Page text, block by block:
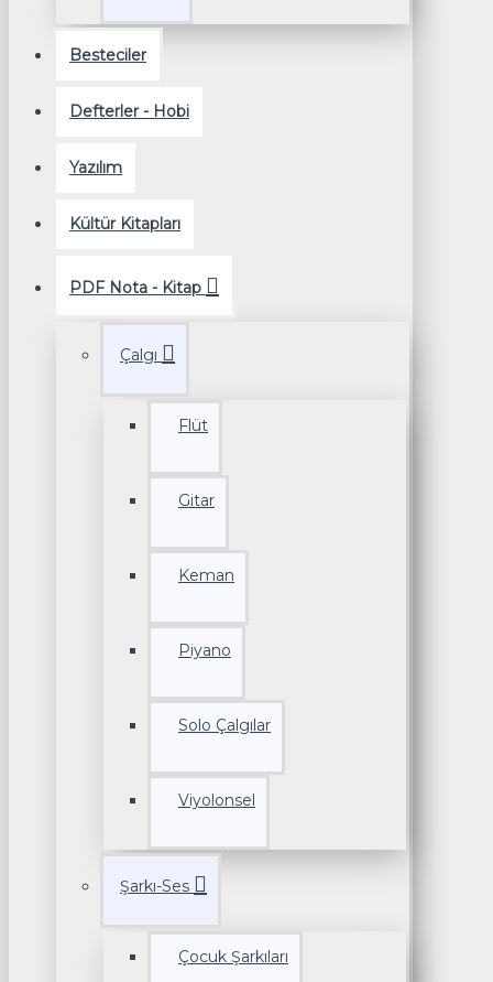
Besteciler
Defterler - Hobi
Yazılım
Kültür Kitapları
PDF Nota - Kitap
Çalgı
Flüt
Gitar
Keman
Piyano
Solo Çalgılar
Viyolonsel
Şarkı-Ses
Çocuk Şarkıları